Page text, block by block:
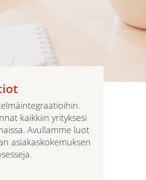
kaikkiin yrityksesi
Avullamme luot
asiakaskokemuksen